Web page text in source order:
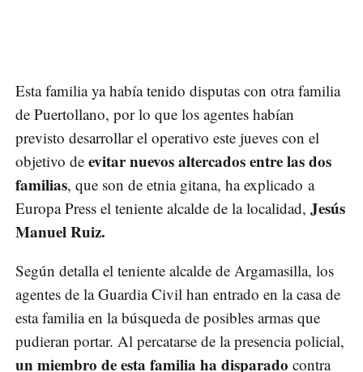
Esta familia ya había tenido disputas con otra familia
de Puertollano, por lo que los agentes habían
previsto desarrollar el operativo este jueves con el
objetivo de evitar nuevos altercadosentre las dos
familias, que son de etnia gitana, ha explicado a
Europa Press el teniente alcalde de la localidad, Jesús
Manuel Ruiz.
Según detalla el teniente alcalde de Argamasilla, los
agentes de la Guardia Civil han entrado en la casa de
esta familia en la búsqueda de posibles armas que
pudieran portar. Al percatarse de la presencia policial,
un miembro de esta familia ha disparado contra